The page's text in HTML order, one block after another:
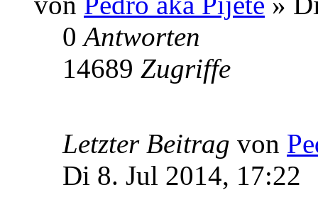
0Antworten
14689 Zugriffe
Letzter Beitrag von
Di 8. Jul 2014, 17:22